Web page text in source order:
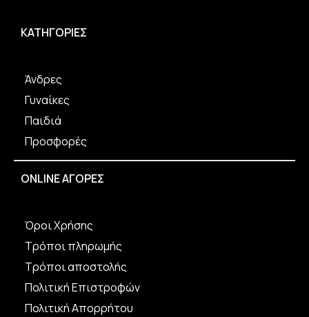
επιλεγούν
του
προϊόντος
ΚΑΤΗΓΟΡΙΕΣ
Άνδρες
Γυναίκες
Παιδιά
Προσφορές
ONLINE ΑΓΟΡΕΣ
Όροι Χρήσης
Τρόποι πληρωμής
Τρόποι αποστολής
Πολιτική Επιστροφών
Πολιτική Απορρήτου